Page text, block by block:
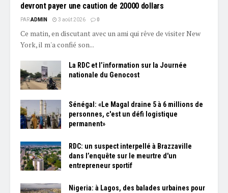
devront payer une caution de 20000 dollars
PARADMIN 3 août 2026 0
Ce matin, en discutant avec un ami qui rêve de visiter New
York, il m'a confié son...
La RDC et l’information sur la Journée
nationale du Genocost
Sénégal: «Le Magal draine 5 à 6 millions de
personnes, c'est un défi logistique
permanent»
RDC: un suspect interpellé à Brazzaville
dans l’enquête sur le meurtre d'un
entrepreneur sportif
Nigeria: à Lagos, des balades urbaines pour